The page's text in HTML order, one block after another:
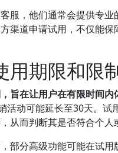
服，他们通常会提供专
渠道申请试用，不仅能
期限和限
旨在让用户在有限时间内
动可能延长至30天。试
从而判断其是否符合个人
部分高级功能可能在试